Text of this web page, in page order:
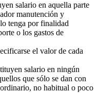
salario en aquella parte
manutención y
tenga por finalidad
o los gastos de
el valor de cada
salario en ningún
que sólo se dan con
no habitual o poco